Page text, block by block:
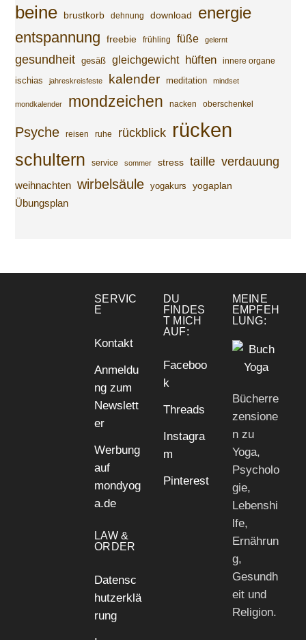
beine brustkorb dehnung download energie
entspannung freebie frühling füße gelernt
gesundheit gesäß gleichgewicht hüften innere organe
ischias jahreskreisfeste kalender meditation mindset
mondkalender mondzeichen nacken oberschenkel
Psyche reisen ruhe rückblick rücken
schultern service sommer stress taille verdauung
weihnachten wirbelsäule yogakurs yogaplan
Übungsplan
SERVIC
E
Kontakt
Anmeldu
ng zum
Newslett
er
Werbung
auf
mondyog
a.de
LAW &
ORDER
Datensc
hutzerklä
rung
DU
FINDES
T MICH
AUF:
Faceboo
k
Threads
Instagra
m
Pinterest
MEINE
EMPFEH
LUNG:
Bücherre
zensione
n zu
Yoga,
Psycholo
gie,
Lebenshi
lfe,
Ernährun
g,
Gesundh
eit und
Religion.